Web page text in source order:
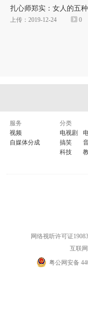
上传：2019-12-24 0
服务
视频
自媒体分成
分类
电视剧
搞笑
科技
网络视听许可证
互联
粤公网安备